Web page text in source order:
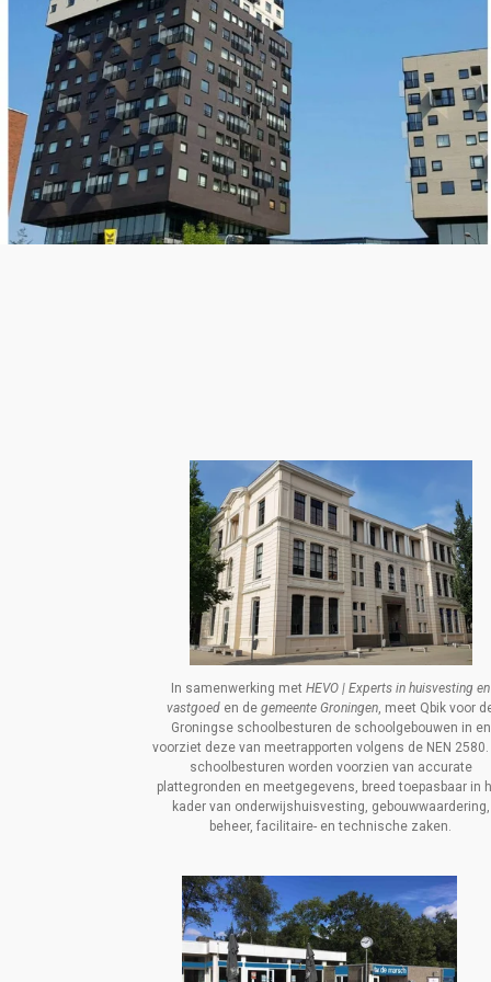
In samenwerking metHEVO | Experts in huisvesting en
vastgoed en degemeente Groningen, meet Qbik voor
Groningse schoolbesturen de schoolgebouwen in en
voorziet deze van meetrapporten volgens de NEN 2580.
schoolbesturen worden voorzien van accurate
plattegronden en meetgegevens, breed toepasbaar in
kader van onderwijshuisvesting, gebouwwaardering,
beheer, facilitaire- en technische zaken.